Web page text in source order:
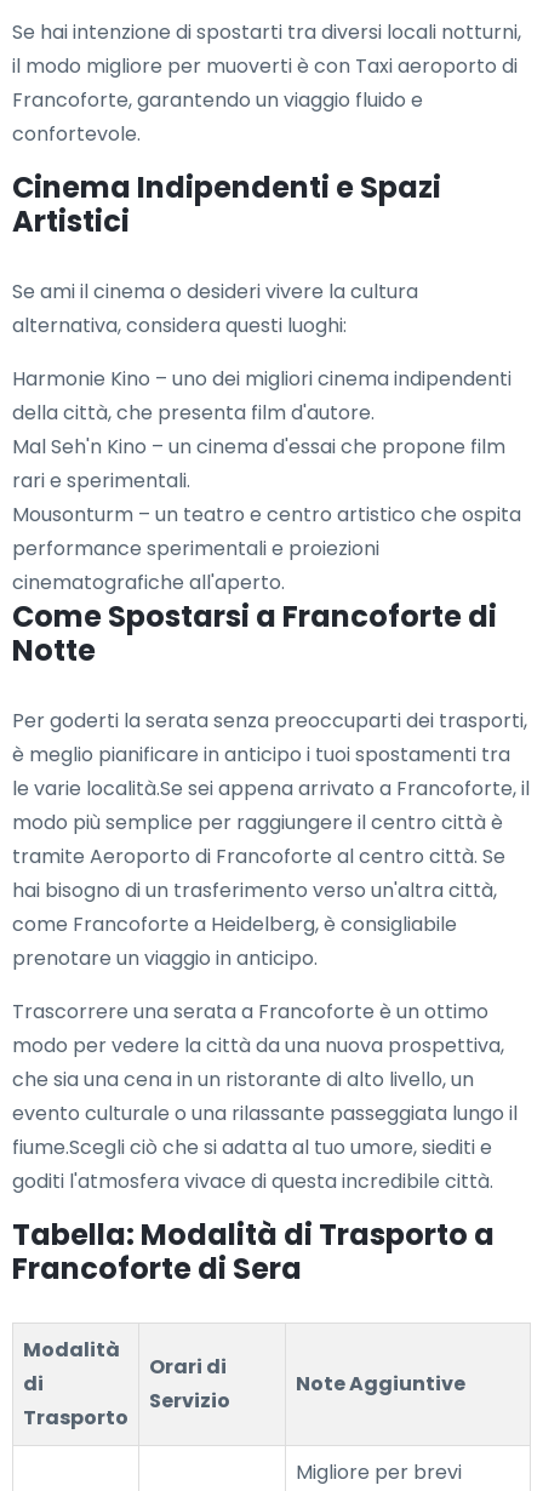
Se hai intenzione di spostarti tra diversi locali notturni,
il modo migliore per muoverti è con Taxi aeroporto di
Francoforte, garantendo un viaggio fluido e
confortevole.
Cinema Indipendenti e Spazi
Artistici
Se ami il cinema o desideri vivere la cultura
alternativa, considera questi luoghi:
Harmonie Kino – uno dei migliori cinema indipendenti
della città, che presenta film d'autore.
Mal Seh'n Kino – un cinema d'essai che propone film
rari e sperimentali.
Mousonturm – un teatro e centro artistico che ospita
performance sperimentali e proiezioni
cinematografiche all'aperto.
Come Spostarsi a Francoforte di
Notte
Per goderti la serata senza preoccuparti dei trasporti,
è meglio pianificare in anticipo i tuoi spostamenti tra
le varie località.Se sei appena arrivato a Francoforte, il
modo più semplice per raggiungere il centro città è
tramite Aeroporto di Francoforte al centro città. Se
hai bisogno di un trasferimento verso un'altra città,
come Francoforte a Heidelberg, è consigliabile
prenotare un viaggio in anticipo.
Trascorrere una serata a Francoforte è un ottimo
modo per vedere la città da una nuova prospettiva,
che sia una cena in un ristorante di alto livello, un
evento culturale o una rilassante passeggiata lungo il
fiume.Scegli ciò che si adatta al tuo umore, siediti e
goditi l'atmosfera vivace di questa incredibile città.
Tabella: Modalità di Trasporto a
Francoforte di Sera
Modalità
di
Trasporto
Orari di
Servizio
Note Aggiuntive
Migliore per brevi